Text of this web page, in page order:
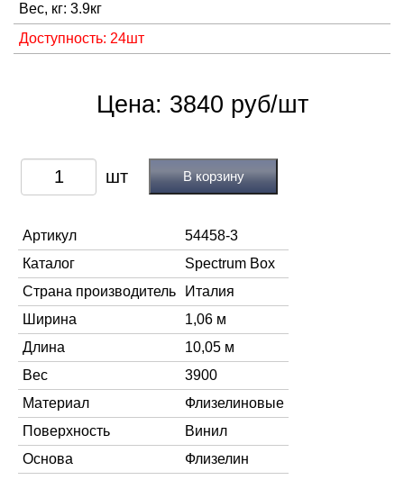
Вес, кг: 3.9кг
Доступность: 24шт
Цена: 3840 руб/шт
В корзину
Артикул
54458-3
Каталог
Spectrum Box
Страна производитель
Италия
Ширина
1,06 м
Длина
10,05 м
Вес
3900
Материал
Флизелиновые
Поверхность
Винил
Основа
Флизелин